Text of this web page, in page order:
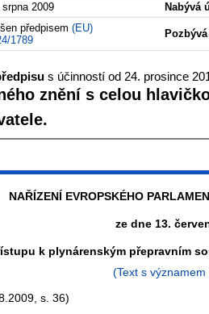
srpna 2009 Nabývá
předpisem (EU)
1789
s účinností od 24. prosince
znění s celou
NAŘÍZENÍ EVROPSKÉHO
ze dne 13.
k plynárenským přepravním
(Text s významem
s. 36)